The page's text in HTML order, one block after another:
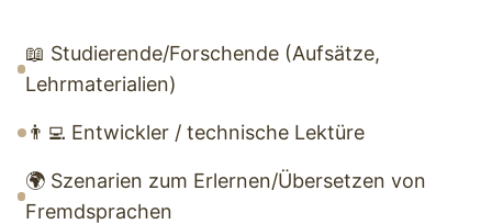
📖 Studierende/Forschende (Aufsätze,
Lehrmaterialien)
👨‍💻 Entwickler / technische Lektüre
🌍 Szenarien zum Erlernen/Übersetzen von
Fremdsprachen